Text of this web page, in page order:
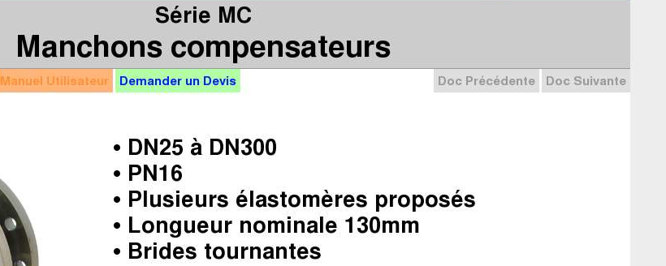
Série MC
Manchons compensateurs
Doc Précédente Doc Suivante
Manuel Utilisateur Demander un Devis
• DN25 à DN300
• PN16
• Plusieurs élastomères proposés
• Longueur nominale 130mm
• Brides tournantes